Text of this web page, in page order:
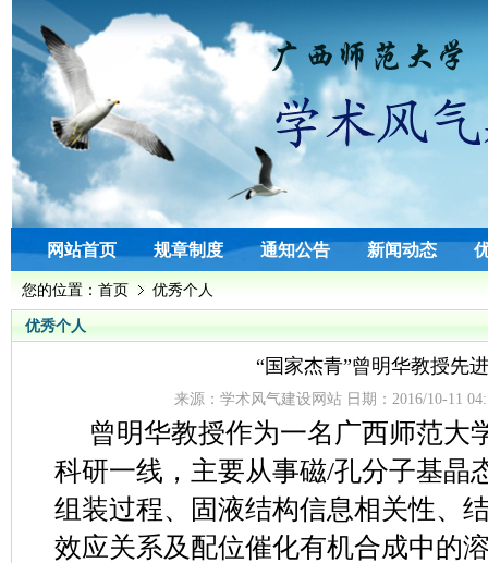
网站首页 规章制度 通知公告 新闻动态
您的位置： 首页 优秀个人
优秀个人
“国家杰青”曾明华教授先
来源：学术风气建设网站 日期：2016/10-11
曾明华教授作为一名广西师范大
科研一线，主要从事磁/孔分子基晶
组装过程、固液结构信息相关性、
效应关系及配位催化有机合成中的